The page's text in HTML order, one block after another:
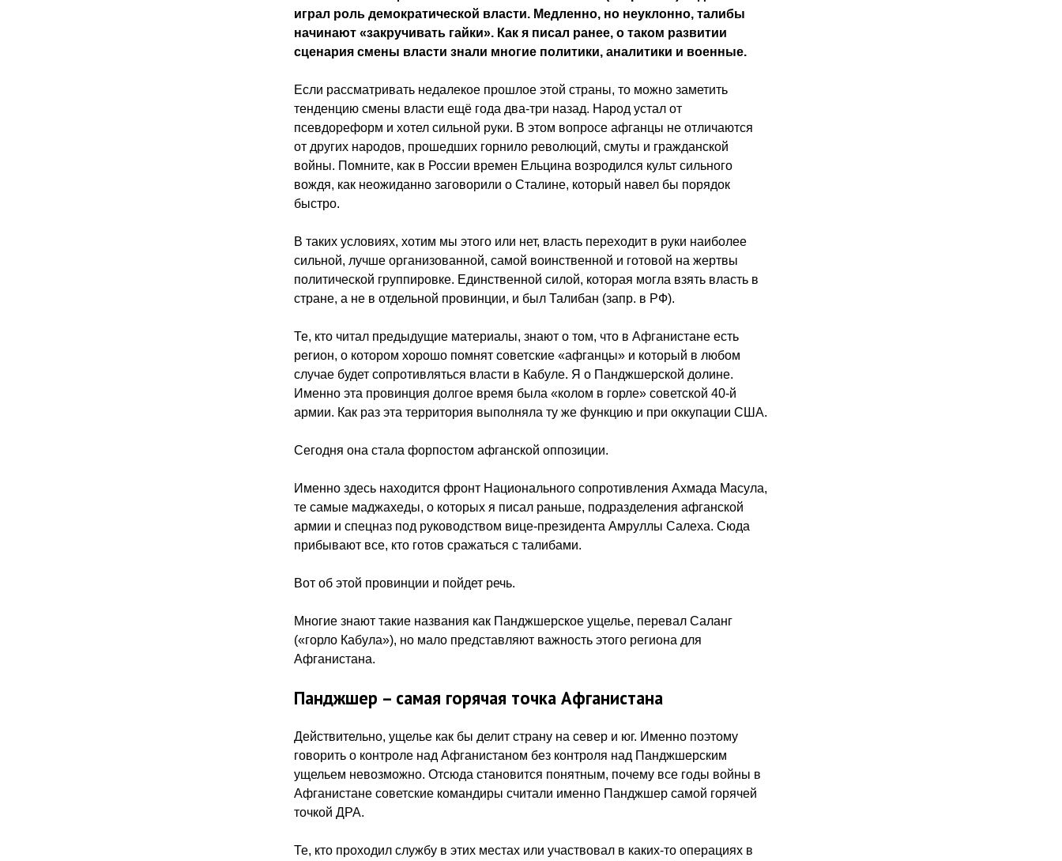
играл роль демократической власти. Медленно, но неуклонно, талибы
начинают «закручивать гайки». Как я писал ранее, о таком развитии
сценария смены власти знали многие политики, аналитики и военные.
Если рассматривать недалекое прошлое этой страны, то можно заметить
тенденцию смены власти ещё года два-три назад. Народ устал от
псевдореформ и хотел сильной руки. В этом вопросе афганцы не отличаются
от других народов, прошедших горнило революций, смуты и гражданской
войны. Помните, как в России времен Ельцина возродился культ сильного
вождя, как неожиданно заговорили о Сталине, который навел бы порядок
быстро.
В таких условиях, хотим мы этого или нет, власть переходит в руки наиболее
сильной, лучше организованной, самой воинственной и готовой на жертвы
политической группировке. Единственной силой, которая могла взять власть в
стране, а не в отдельной провинции, и был Талибан (запр. в РФ).
Те, кто читал предыдущие материалы, знают о том, что в Афганистане есть
регион, о котором хорошо помнят советские «афганцы» и который в любом
случае будет сопротивляться власти в Кабуле. Я о Панджшерской долине.
Именно эта провинция долгое время была «колом в горле» советской 40-й
армии. Как раз эта территория выполняла ту же функцию и при оккупации США.
Сегодня она стала форпостом афганской оппозиции.
Именно здесь находится фронт Национального сопротивления Ахмада Масула,
те самые маджахеды, о которых я писал раньше, подразделения афганской
армии и спецназ под руководством вице-президента Амруллы Салеха. Сюда
прибывают все, кто готов сражаться с талибами.
Вот об этой провинции и пойдет речь.
Многие знают такие названия как Панджшерское ущелье, перевал Саланг
(«горло Кабула»), но мало представляют важность этого региона для
Афганистана.
Панджшер – самая горячая точка Афганистана
Действительно, ущелье как бы делит страну на север и юг. Именно поэтому
говорить о контроле над Афганистаном без контроля над Панджшерским
ущельем невозможно. Отсюда становится понятным, почему все годы войны в
Афганистане советские командиры считали именно Панджшер самой горячей
точкой ДРА.
Те, кто проходил службу в этих местах или участвовал в каких-то операциях в